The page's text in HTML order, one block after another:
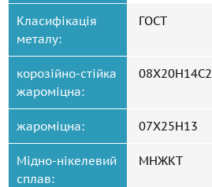
Класифікація
металу:
ГОСТ
корозійно-стійка
жароміцна:
08Х20Н14С2
жароміцна: 07Х25Н13
Мідно-нікелевий
сплав:
МНЖКТ